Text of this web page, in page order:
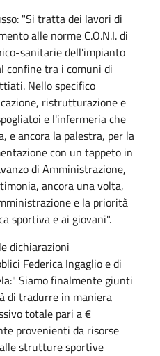
"Si tratta dei lavori di
alle norme C.O.N.I. di
sanitarie dell'impianto
confine tra i comuni di
Nello specifico
ristrutturazione e
e l'infermeria che
e ancora la palestra, per la
con un tappeto in
di Amministrazione,
ancora una volta,
e la priorità
sportiva e ai giovani".
dichiarazioni
Federica Ingaglio e di
Siamo finalmente giunti
di tradurre in maniera
totale pari a €
provenienti da risorse
strutture sportive